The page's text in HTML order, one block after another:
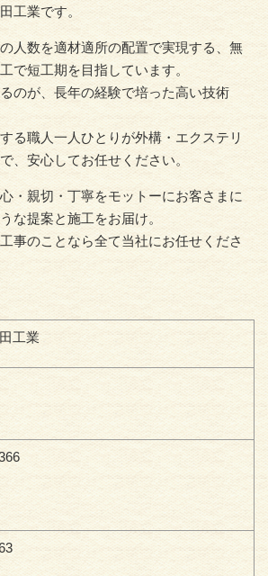
工業です。
人数を適材適所の配置で実現する、無
で短工期を目指しています。
のが、長年の経験で培った高い技術
る職人一人ひとりが外構・エクステリ
、安心してお任せください。
・親切・丁寧をモットーにお客さまに
な提案と施工をお届け。
事のことなら全て当社にお任せくださ
工業